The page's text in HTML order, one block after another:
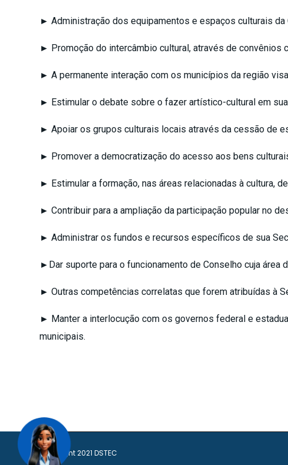
► Administração dos equipamentos e espaços culturais da
► Promoção do intercâmbio cultural, através de convênios
► A permanente interação com os municípios da região
► Estimular o debate sobre o fazer artístico-cultural em
► Apoiar os grupos culturais locais através da cessão de
► Promover a democratização do acesso aos bens
► Estimular a formação, nas áreas relacionadas à cultura,
► Contribuir para a ampliação da participação popular no
► Administrar os fundos e recursos específicos de sua
►Dar suporte para o funcionamento de Conselho cuja área
► Outras competências correlatas que forem atribuídas à
► Manter a interlocução com os governos federal e
municipais.
Copyright 2021 DSTEC